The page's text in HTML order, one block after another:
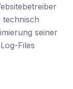
technisch
seiner
Files